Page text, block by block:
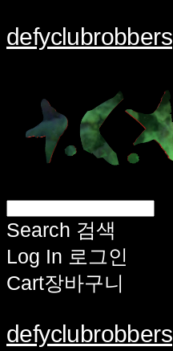
defyclubrobbers
Search 검색
Log In 로그인
Cart장바구니
defyclubrobbers